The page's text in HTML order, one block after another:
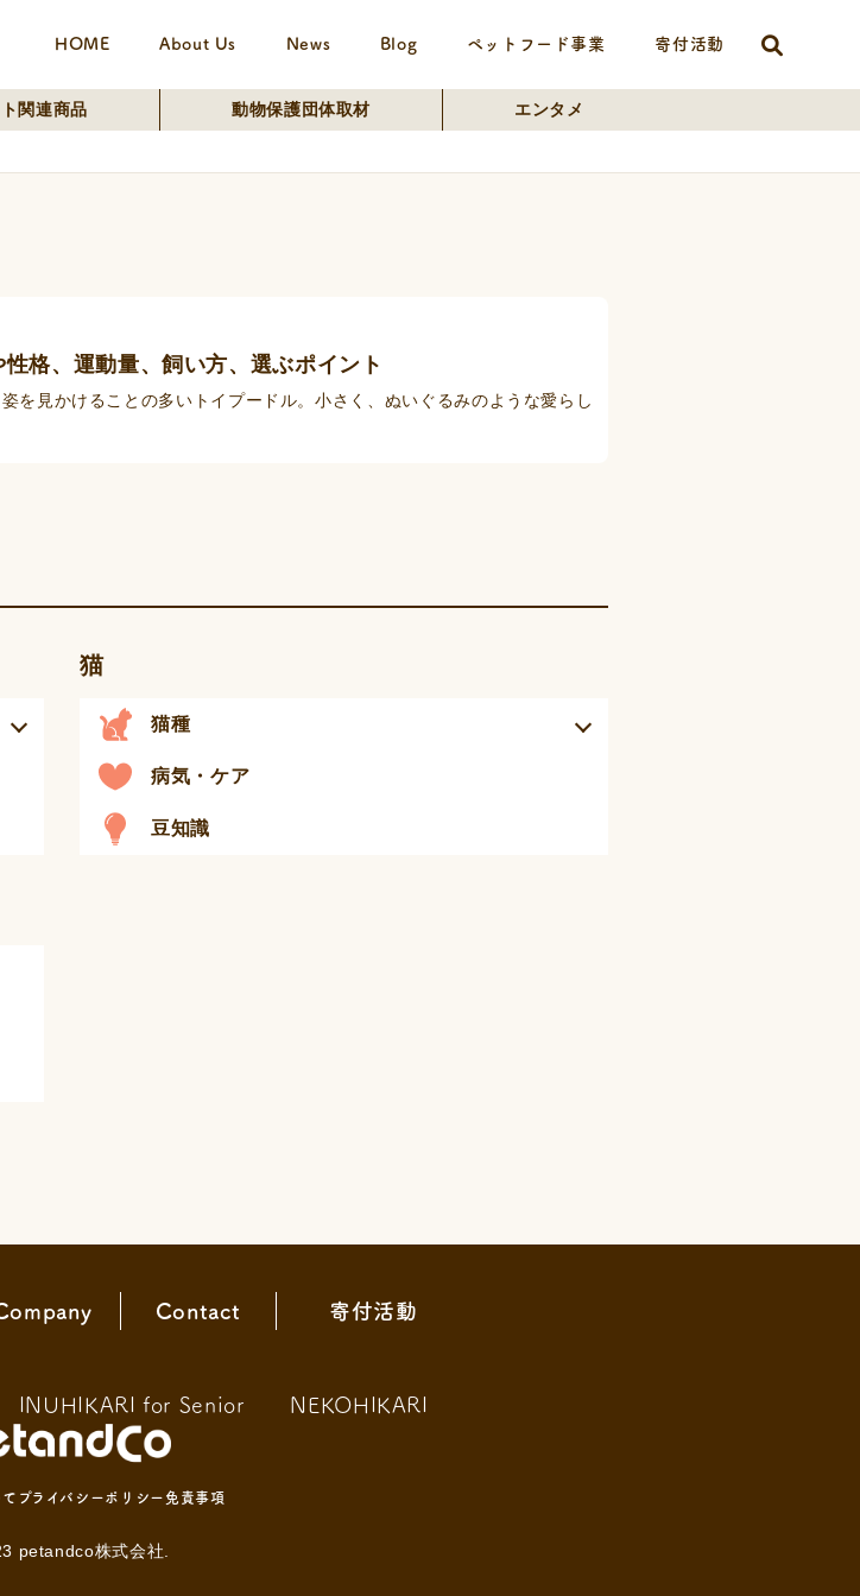
HOME About Us News Blog ペットフード事業 寄付活動
関連商品 動物保護団体取材 エンタメ
格、運動量、飼い方、選ぶポイント
を見かけることの多いトイプードル。小さく、ぬいぐるみのような愛らし
猫
猫種
病気・ケア
豆知識
Contact 寄付活動
INUHIKARI for Senior NEKOHIKARI
プライバシーポリシー 免責事項
petandco株式会社.